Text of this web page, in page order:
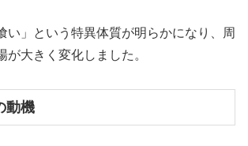
い」という特異体質が明らかになり、周
が大きく変化しました。
動機